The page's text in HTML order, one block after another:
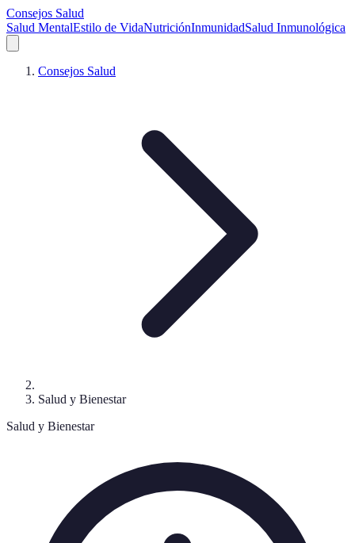
Consejos Salud
Salud MentalEstilo de VidaNutriciónInmunidadSalud Inmunológica
Consejos Salud
Salud y Bienestar
Salud y Bienestar